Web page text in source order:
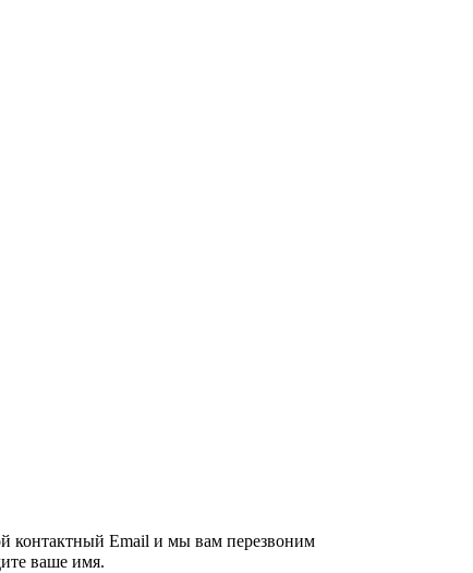
контактный Email и мы вам перезвоним
ваше имя.